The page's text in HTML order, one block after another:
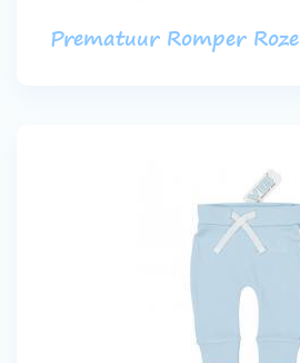
Prematuur Romper Roze